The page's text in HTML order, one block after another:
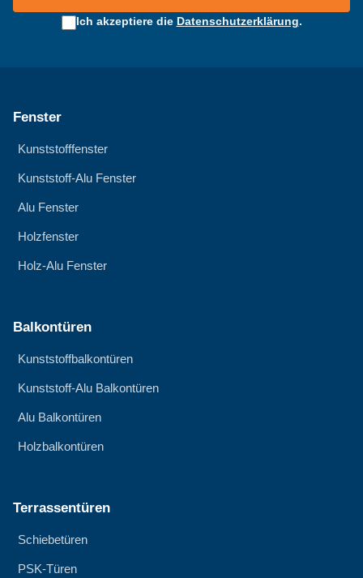
Ich akzeptiere die Datenschutzerklärung.
Fenster
Kunststofffenster
Kunststoff-Alu Fenster
Alu Fenster
Holzfenster
Holz-Alu Fenster
Balkontüren
Kunststoffbalkontüren
Kunststoff-Alu Balkontüren
Alu Balkontüren
Holzbalkontüren
Terrassentüren
Schiebetüren
PSK-Türen